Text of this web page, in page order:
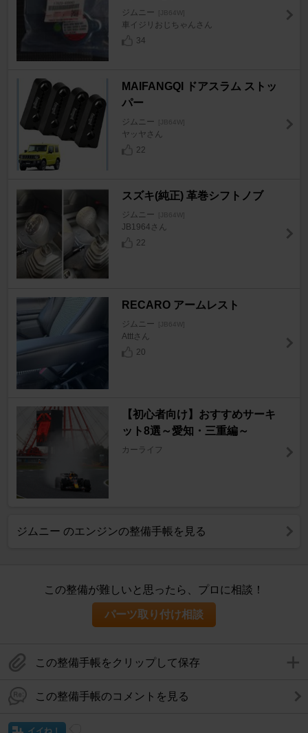
ジムニー [JB64W]
車イジリおじちゃんさん
34
MAIFANGQI ドアスラム ストッ
パー
ジムニー [JB64W]
ヤッヤさん
22
スズキ(純正) 革巻シフトノブ
ジムニー [JB64W]
JB1964さん
22
RECARO アームレスト
ジムニー [JB64W]
Atttさん
20
【初心者向け】おすすめサーキ
ット8選～愛知・三重編～
カーライフ
ジムニー のエンジンの整備手帳を見る
この整備が難しいと思ったら、プロに相談！
パーツ取り付け相談
この整備手帳をクリップして保存
この整備手帳のコメントを見る
イイね！